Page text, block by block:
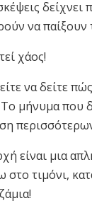
να παίξουν
χάος!
να δείτε
μήνυμα που
είναι μια
στο τιμόνι,